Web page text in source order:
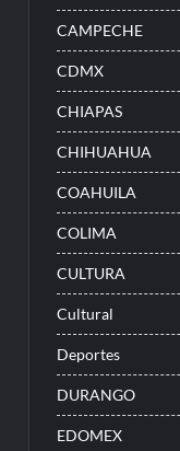
CAMPECHE
CDMX
CHIAPAS
CHIHUAHUA
COAHUILA
COLIMA
CULTURA
Cultural
Deportes
DURANGO
EDOMEX